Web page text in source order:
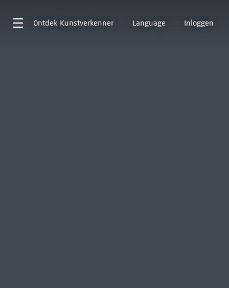
Ontdek Kunstverkenner Language Inloggen